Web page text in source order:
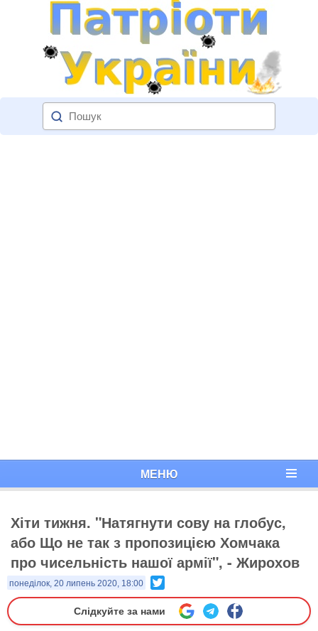
МЕНЮ
Хіти тижня. "Натягнути сову на глобус,
або Що не так з пропозицією Хомчака
про чисельність нашої армії", - Жирохов
понеділок, 20 липень 2020, 18:00
Слідкуйте за нами